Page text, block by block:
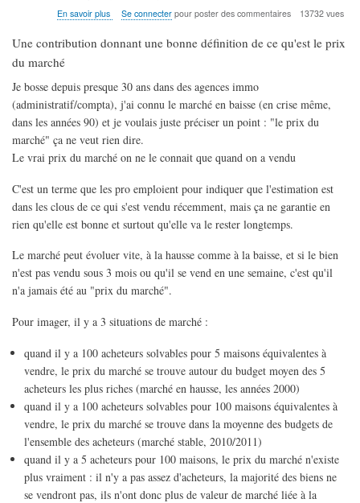
En savoir plus
sur
marché"
Se connecterpour poster des commentaires 13732 vues
Une contribution donnant une bonne définition de ce qu'est le prix
du marché
Je bosse depuis presque 30 ans dans des agences immo
(administratif/compta), j'ai connu le marché en baisse (en crise même,
dans les années 90) et je voulais juste préciser un point : "le prix du
marché" ça ne veut rien dire.
Le vrai prix du marché on ne le connait que quand on a vendu
C'est un terme que les pro emploient pour indiquer que l'estimation est
dans les clous de ce qui s'est vendu récemment, mais ça ne garantie en
rien qu'elle est bonne et surtout qu'elle va le rester longtemps.
Le marché peut évoluer vite, à la hausse comme à la baisse, et si le bien
n'est pas vendu sous 3 mois ou qu'il se vend en une semaine, c'est qu'il
n'a jamais été au "prix du marché".
Pour imager, il y a 3 situations de marché :
quand il y a 100 acheteurs solvables pour 5 maisons équivalentes à
vendre, le prix du marché se trouve autour du budget moyen des 5
acheteurs les plus riches (marché en hausse, les années 2000)
quand il y a 100 acheteurs solvables pour 100 maisons équivalentes à
vendre, le prix du marché se trouve dans la moyenne des budgets de
l'ensemble des acheteurs (marché stable, 2010/2011)
quand il y a 5 acheteurs pour 100 maisons, le prix du marché n'existe
plus vraiment : il n'y a pas assez d'acheteurs, la majorité des biens ne
se vendront pas, ils n'ont donc plus de valeur de marché liée à la